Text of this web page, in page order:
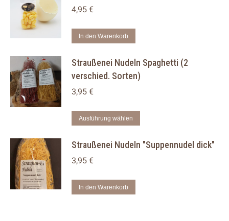
4,95 €
In den Warenkorb
Straußenei Nudeln Spaghetti (2
verschied. Sorten)
3,95 €
Ausführung wählen
weist
Straußenei Nudeln "Suppennudel dick"
3,95 €
In den Warenkorb